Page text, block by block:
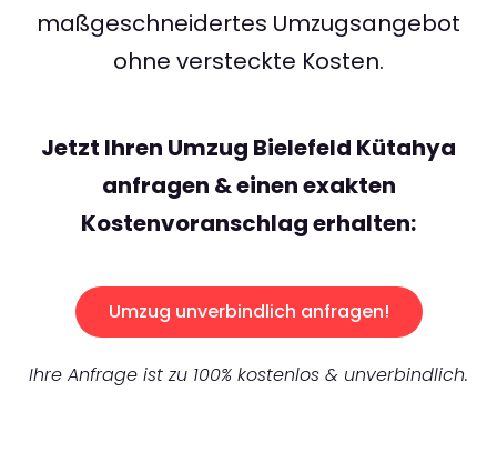
maßgeschneidertes Umzugsangebot
ohne versteckte Kosten.
Jetzt Ihren Umzug Bielefeld Kütahya
anfragen & einen exakten
Kostenvoranschlag erhalten:
Umzug unverbindlich anfragen!
Ihre Anfrage ist zu 100% kostenlos & unverbindlich.